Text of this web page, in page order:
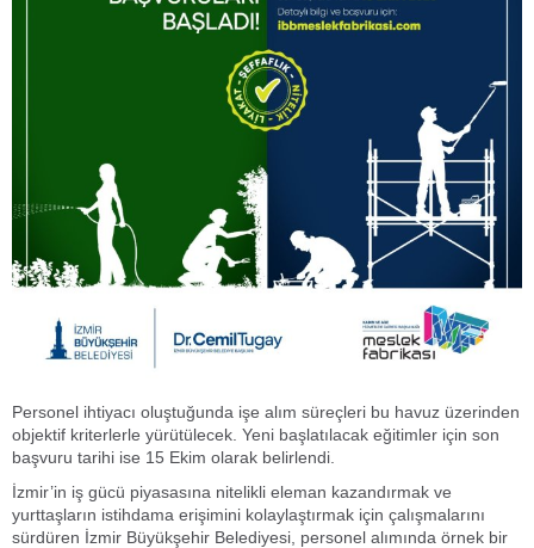
Personel ihtiyacı oluştuğunda işe alım süreçleri bu havuz üzerinden
objektif kriterlerle yürütülecek. Yeni başlatılacak eğitimler için son
başvuru tarihi ise 15 Ekim olarak belirlendi.
İzmir’in iş gücü piyasasına nitelikli eleman kazandırmak ve
yurttaşların istihdama erişimini kolaylaştırmak için çalışmalarını
sürdüren İzmir Büyükşehir Belediyesi, personel alımında örnek bir